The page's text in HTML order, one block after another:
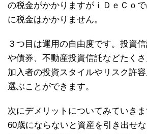
の税金がかかりますがｉＤｅＣｏ
に税金はかかりません。
３つ目は運用の自由度です。投資
や債券、不動産投資信託などたく
加入者の投資スタイルやリスク許
選ぶことができます。
次にデメリットについてみていき
60歳にならないと資産を引き出せ